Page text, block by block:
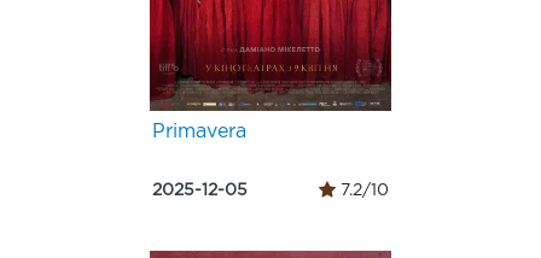
Primavera
2025-12-05 7.2/10